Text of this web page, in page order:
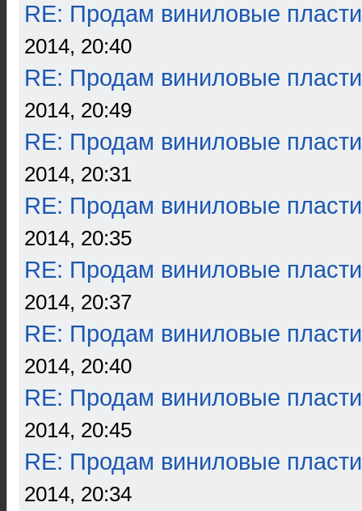
RE: Продам виниловые
2014, 20:40
RE: Продам виниловые
2014, 20:49
RE: Продам виниловые
2014, 20:31
RE: Продам виниловые
2014, 20:35
RE: Продам виниловые
2014, 20:37
RE: Продам виниловые
2014, 20:40
RE: Продам виниловые
2014, 20:45
RE: Продам виниловые
2014, 20:34